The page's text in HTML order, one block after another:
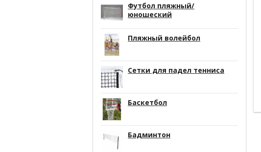
Футбол пляжный/
юношеский
Пляжный волейбол
Сетки для падел тенниса
Баскетбол
Бадминтон